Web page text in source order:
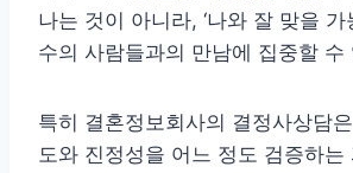
나는 것이 아니라, ‘나와 잘 맞을 가
수의 사람들과의 만남에 집중할 수
특히 결혼정보회사의 결정사상담
도와 진정성을 어느 정도 검증하는